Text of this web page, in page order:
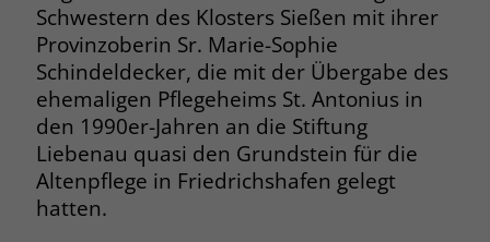
Schwestern des Klosters Sießen mit ihrer
Provinzoberin Sr. Marie-Sophie
Schindeldecker, die mit der Übergabe des
ehemaligen Pflegeheims St. Antonius in
den 1990er-Jahren an die Stiftung
Liebenau quasi den Grundstein für die
Altenpflege in Friedrichshafen gelegt
hatten.
Name _fbp
Anbieter Facebook
Laufzeit 3 Monate
Der Zweck von _fbp ist vollständig auf